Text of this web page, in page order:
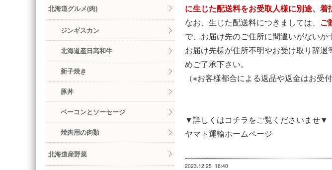
に生じた配送料をお受取人様に別途、
なお、生じた配送料につきましては、 ご
で、お届け先のご住所に間違いがないか
お届け先様が住所不明やお受け取り辞
めご了承下さい。
（※お客様都合による返品や返金はお受
▼詳しくはコチラをご覧くださいませ▼
ヤマト運輸ホームページ
2023.12.25 16:40
北海道グルメ(肉)
ジンギスカン
北海道産日高和牛
新子焼き
豚丼
ベーコンとソーセージ
焼肉用の肉類
北海道産野菜